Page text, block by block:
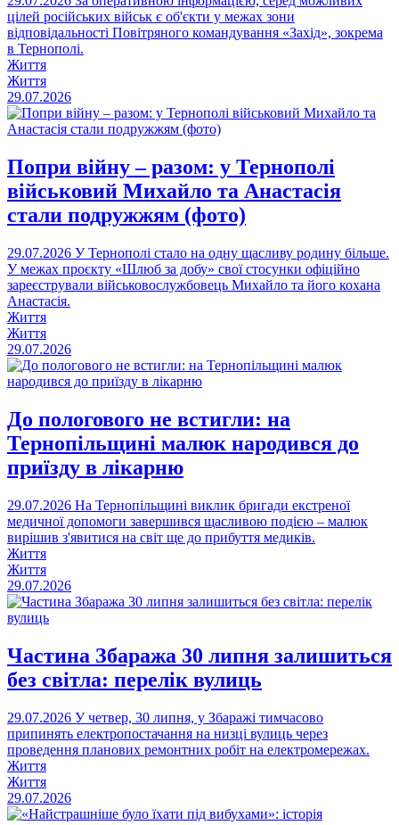
цілей російських військ є об'єкти у межах зони
відповідальності Повітряного командування «Захід», зокрема
в Тернополі.
Життя
Життя
29.07.2026
Попри війну – разом: у Тернополі
військовий Михайло та Анастасія
стали подружжям (фото)
29.07.2026 У Тернополі стало на одну щасливу родину більше.
У межах проєкту «Шлюб за добу» свої стосунки офіційно
зареєстрували військовослужбовець Михайло та його кохана
Анастасія.
Життя
Життя
29.07.2026
До пологового не встигли: на
Тернопільщині малюк народився до
приїзду в лікарню
29.07.2026 На Тернопільщині виклик бригади екстреної
медичної допомоги завершився щасливою подією – малюк
вирішив з'явитися на світ ще до прибуття медиків.
Життя
Життя
29.07.2026
Частина Збаража 30 липня залишиться
без світла: перелік вулиць
29.07.2026 У четвер, 30 липня, у Збаражі тимчасово
припинять електропостачання на низці вулиць через
проведення планових ремонтних робіт на електромережах.
Життя
Життя
29.07.2026